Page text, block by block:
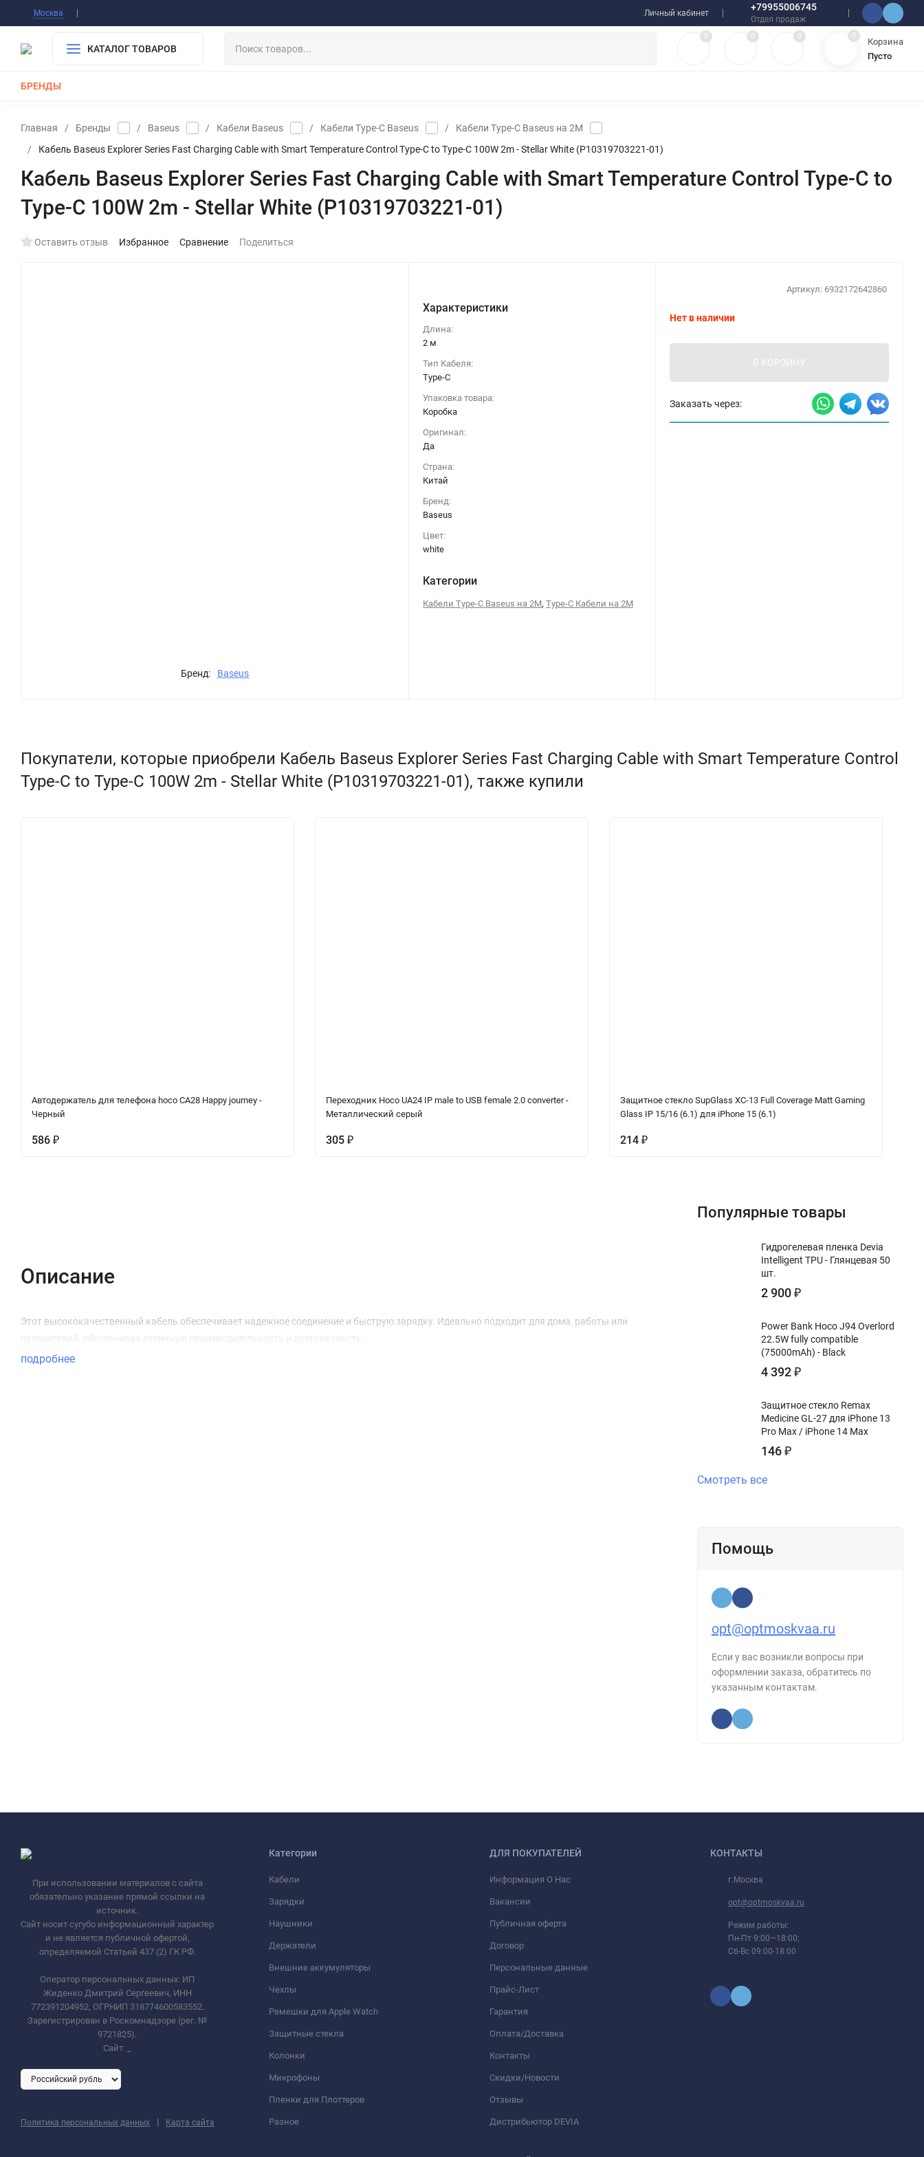
Москва Личный кабинет
+79955006745
Отдел продаж
КАТАЛОГ ТОВАРОВ
0 0 0 0
Корзина
Пусто
БРЕНДЫ
Главная / Бренды / Baseus / Кабели Baseus / Кабели Type-C Baseus /
Кабели Type-C Baseus на 2М
/
Кабель Baseus Explorer Series Fast Charging Cable with Smart Temperature Control Type-C to Type-C 100W 2m - Stellar White (P10319703221-01)
Кабель Baseus Explorer Series Fast Charging Cable with Smart Temperature Control Type-C to
Type-C 100W 2m - Stellar White (P10319703221-01)
Оставить отзыв Избранное Сравнение Поделиться
Бренд: Baseus
Характеристики
Длина:
2 м
Тип Кабеля:
Type-C
Упаковка товара:
Коробка
Оригинал:
Да
Страна:
Китай
Бренд:
Baseus
Цвет:
white
Категории
Кабели Type-C Baseus на 2М,Type-C Кабели на 2М
Артикул: 6932172642860
Нет в наличии
В КОРЗИНУ
Заказать через:
Покупатели, которые приобрели Кабель Baseus Explorer Series Fast Charging Cable with Smart Temperature Control
Type-C to Type-C 100W 2m - Stellar White (P10319703221-01), также купили
Автодержатель для телефона hoco CA28 Happy journey -
Черный
586 ₽
Переходник Hoco UA24 IP male to USB female 2.0 converter -
Металлический серый
305 ₽
Защитное стекло SupGlass XC-13 Full Coverage Matt Gaming
Glass IP 15/16 (6.1) для iPhone 15 (6.1)
214 ₽
Описание
Этот высококачественный кабель обеспечивает надежное соединение и быструю зарядку. Идеально подходит для дома, работы или
путешествий, обеспечивая отличную производительность и долговечность.
подробнее
Популярные товары
Гидрогелевая пленка Devia
Intelligent TPU - Глянцевая 50
шт.
2 900₽
Power Bank Hoco J94 Overlord
22.5W fully compatible
(75000mAh) - Black
4 392₽
Защитное стекло Remax
Medicine GL-27 для iPhone 13
Pro Max / iPhone 14 Max
146₽
Смотреть все
Помощь
opt@optmoskvaa.ru
Если у вас возникли вопросы при
оформлении заказа, обратитесь по
указанным контактам.
При использовании материалов с сайта
обязательно указание прямой ссылки на
источник.
Сайт носит сугубо информационный характер
и не является публичной офертой,
определяемой Статьей 437 (2) ГК РФ.
Оператор персональных данных: ИП
Жиденко Дмитрий Сергеевич, ИНН
772391204952, ОГРНИП 318774600583552.
Зарегистрирован в Роскомнадзоре (рег. №
9721825).
Сайт:
Политика персональных данных | Карта сайта
Категории
Кабели
Зарядки
Наушники
Держатели
Внешние аккумуляторы
Чехлы
Ремешки для Apple Watch
Защитные стекла
Колонки
Микрофоны
Пленки для Плоттеров
Разное
ДЛЯ ПОКУПАТЕЛЕЙ
Информация О Нас
Вакансии
Публичная оферта
Договор
Персональные данные
Прайс-Лист
Гарантия
Оплата/Доставка
Контакты
Скидки/Новости
Отзывы
Дистрибьютор DEVIA
КОНТАКТЫ
г.Москва
opt@optmoskvaa.ru
Режим работы:
Пн-Пт 9:00—18:00;
Сб-Вс 09:00-18:00